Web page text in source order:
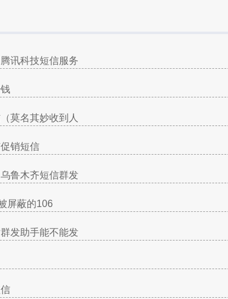
讯科技短信服务
莫名其妙收到人
销短信
鲁木齐短信群发
屏蔽的106
发助手能不能发